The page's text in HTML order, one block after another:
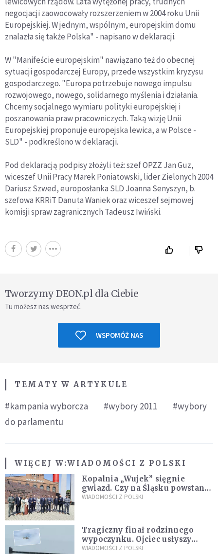
negocjacji zaowocowały rozszerzeniem w 2004 roku Unii
Europejskiej. W jednym, wspólnym, europejskim domu
znalazła się także Polska" - napisano w deklaracji.
W "Manifeście europejskim" nawiązano też do obecnej
sytuacji gospodarczej Europy, przede wszystkim kryzysu
gospodarczego. "Europa potrzebuje nowego impulsu
rozwojowego, nowego, solidarnego myślenia i działania.
Chcemy socjalnego wymiaru polityki europejskiej i
poszanowania praw pracowniczych. Taką wizję Unii
Europejskiej proponuje europejska lewica, a w Polsce -
SLD" - podkreślono w deklaracji.
Pod deklaracją podpisy złożyli też: szef OPZZ Jan Guz,
wiceszef Unii Pracy Marek Poniatowski, lider Zielonych 2004
Dariusz Szwed, europosłanka SLD Joanna Senyszyn, b.
szefowa KRRiT Danuta Waniek oraz wiceszef sejmowej
komisji spraw zagranicznych Tadeusz Iwiński.
Tworzymy DEON.pl dla Ciebie
Tu możesz nas wesprzeć.
WSPOMÓŻ NAS
TEMATY W ARTYKULE
#kampania wyborcza #wybory 2011
#wybory
do parlamentu
WIĘCEJ W:WIADOMOŚCI Z POLSKI
Kopalnia „Wujek” sięgnie
gwiazd. Czy na Śląsku powstanie
„Dolina Krzemowa”?
WIADOMOŚCI Z POLSKI
Tragiczny finał rodzinnego
wypoczynku. Ojciec usłyszy
zarzuty
WIADOMOŚCI Z POLSKI